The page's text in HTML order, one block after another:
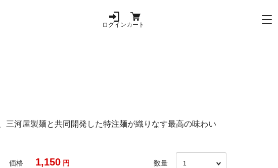
ログインカート
河屋製麺と共同開発した特注麺が織りなす最高の味わい
価格 1,150 円 数量